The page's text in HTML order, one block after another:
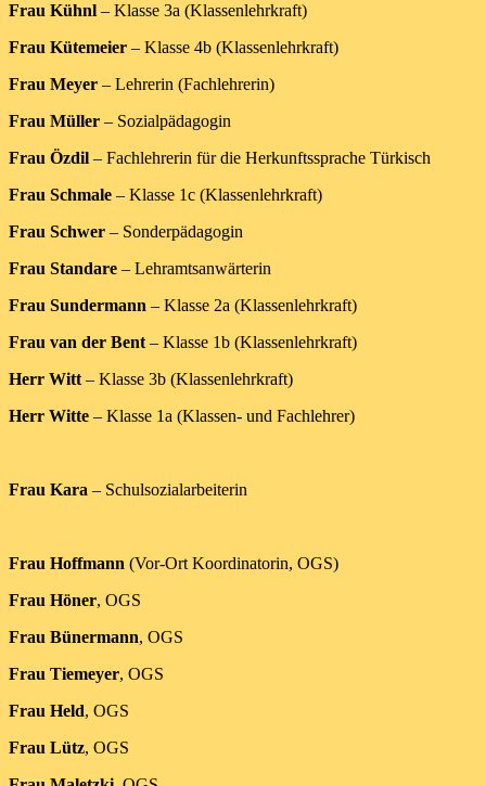
Frau Kühnl – Klasse 3a (Klassenlehrkraft)
Frau Kütemeier – Klasse 4b (Klassenlehrkraft)
Frau Meyer – Lehrerin (Fachlehrerin)
Frau Müller – Sozialpädagogin
Frau Özdil – Fachlehrerin für die Herkunftssprache Türkisch
Frau Schmale – Klasse 1c (Klassenlehrkraft)
Frau Schwer – Sonderpädagogin
Frau Standare – Lehramtsanwärterin
Frau Sundermann – Klasse 2a (Klassenlehrkraft)
Frau van der Bent – Klasse 1b (Klassenlehrkraft)
Herr Witt – Klasse 3b (Klassenlehrkraft)
Herr Witte – Klasse 1a (Klassen- und Fachlehrer)
Frau Kara – Schulsozialarbeiterin
Frau Hoffmann (Vor-Ort Koordinatorin, OGS)
Frau Höner, OGS
Frau Bünermann, OGS
Frau Tiemeyer, OGS
Frau Held, OGS
Frau Lütz, OGS